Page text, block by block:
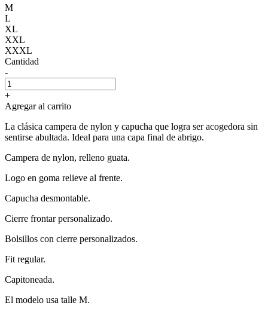
M
L
XL
XXL
XXXL
Cantidad
-
+
Agregar al carrito
La clásica campera de nylon y capucha que logra ser acogedora sin
sentirse abultada. Ideal para una capa final de abrigo.
Campera de nylon, relleno guata.
Logo en goma relieve al frente.
Capucha desmontable.
Cierre frontar personalizado.
Bolsillos con cierre personalizados.
Fit regular.
Capitoneada.
El modelo usa talle M.